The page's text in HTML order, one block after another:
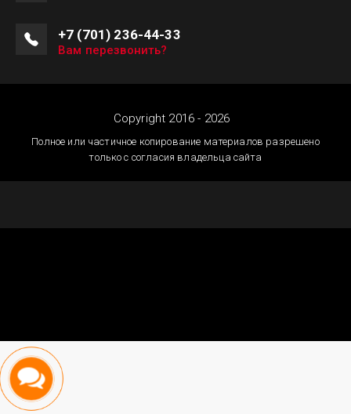
+7 (701) 236-44-33
Вам перезвонить?
Copyright 2016 - 2026
Полное или частичное копирование материалов разрешено
только с согласия владельца сайта